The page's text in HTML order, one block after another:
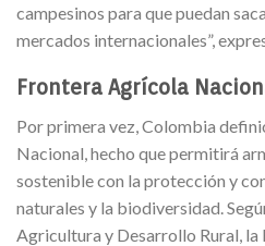
campesinos para que puedan
mercados internacionales”,
Frontera Agrícola
Por primera vez, Colombia
Nacional, hecho que permitirá
sostenible con la protección y
naturales y la biodiversidad.
Agricultura y Desarrollo Rural, la